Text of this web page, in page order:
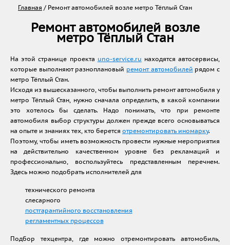
Главная / Ремонт автомобилей возле метро Тёплый Стан
Ремонт автомобилей возле
метро Тёплый Стан
На этой странице проекта uno-service.ru находятся автосервисы,
которые выполняют разноплановый ремонт автомобилей рядом с
метро Тёплый Стан.
Исходя из вышесказанного, чтобы выполнить ремонт автомобиля у
метро Тёплый Стан, нужно сначала определить, в какой компании
это хотелось бы сделать. Надо понимать, что при ремонте
автомобиля выбор структуры должен прежде всего основываться
на опыте и знаниях тех, кто берется отремонтировать иномарку.
Поэтому, чтобы иметь возможность провести нужные мероприятия
на действительно качественном уровне без рекламаций и
профессионально, воспользуйтесь представленным перечнем.
Здесь можно подобрать исполнителей для
технического ремонта
слесарного
постгарантийного восстановления
регламентных процессов
Подбор техцентра, где можно отремонтировать автомобиль,